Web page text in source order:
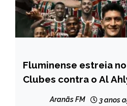
ESPORTES
NOTÍCIAS
Fluminense estreia
Clubes contra o Al
Aranãs FM 3 anos